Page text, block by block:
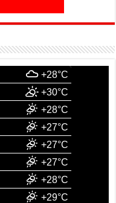
+28°C
+30°C
+28°C
+27°C
+27°C
+27°C
+28°C
+29°C